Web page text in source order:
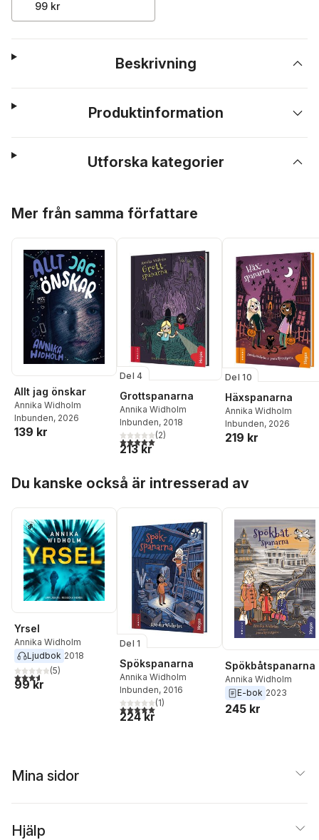
99 kr
Beskrivning
Produktinformation
Utforska kategorier
Mer från samma författare
Allt jag önskar
Annika Widholm
Inbunden, 2026
139 kr
Del 4
Grottspanarna
Annika Widholm
Inbunden, 2018
5,0utav 5 stjärnor. Totalt antal röster:
(2)
213 kr
Del 10
Häxspanarna
Annika Widholm
Inbunden, 2026
219 kr
Du kanske också är intresserad av
Yrsel
Annika Widholm
Ljudbok 2018
3,6utav 5 stjärnor. Totalt antal röster:
(5)
99 kr
Del 1
Spökspanarna
Annika Widholm
Inbunden, 2016
5,0utav 5 stjärnor. Totalt antal röster:
(1)
224 kr
Spökbåtspanarna
Annika Widholm
E-bok 2023
245 kr
Mina sidor
Hjälp